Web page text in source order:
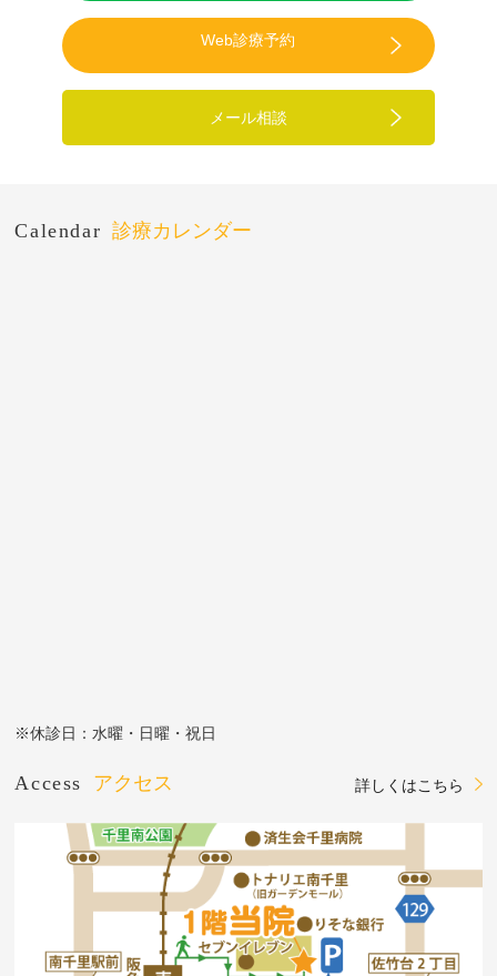
Web診療予約
メール相談
Calendar 診療カレンダー
※休診日：水曜・日曜・祝日
Access アクセス 詳しくはこちら